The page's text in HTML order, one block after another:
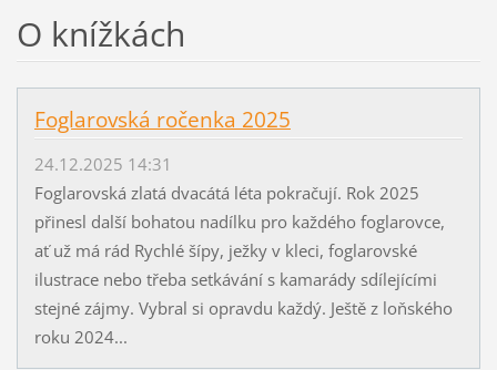
O knížkách
Foglarovská ročenka 2025
24.12.2025 14:31
Foglarovská zlatá dvacátá léta pokračují. Rok 2025
přinesl další bohatou nadílku pro každého foglarovce,
ať už má rád Rychlé šípy, ježky v kleci, foglarovské
ilustrace nebo třeba setkávání s kamarády sdílejícími
stejné zájmy. Vybral si opravdu každý. Ještě z loňského
roku 2024...